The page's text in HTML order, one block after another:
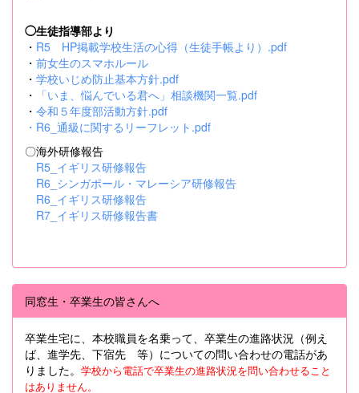
◯生徒指導部より
・ R5 HP掲載学校生活の心得（生徒手帳より）.pdf
・ 前女生のスマホルール
・ 学校いじめ防止基本方針.pdf
・
「いま、悩んでいる君へ」相談機関一覧.pdf
・ 令和５年度部活動方針.pdf
・ R6_通級に関するリーフレット.pdf
〇海外研修報告
R5_イギリス研修報告
R6_シンガポール・マレーシア研修報告
R6_イギリス研修報告
R7_イギリス研修報告書
同窓生・卒業生の皆さんへ
卒業生宅に、本校職員を名乗って、卒業生の進路状況（例え
ば、進学先、下宿先 等）についての問い合わせの電話があ
りました。 学校から電話で卒業生の進路状況を問い合わせること
はありません。